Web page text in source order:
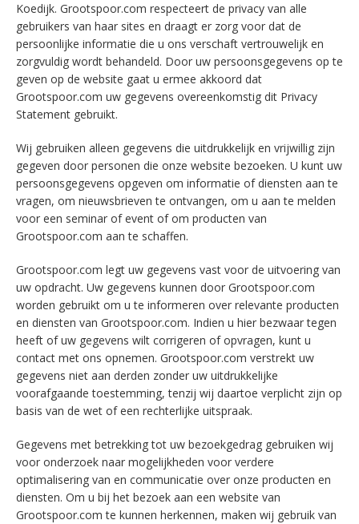
Koedijk. Grootspoor.com respecteert de privacy van alle
gebruikers van haar sites en draagt er zorg voor dat de
persoonlijke informatie die u ons verschaft vertrouwelijk en
zorgvuldig wordt behandeld. Door uw persoonsgegevens op te
geven op de website gaat u ermee akkoord dat
Grootspoor.com uw gegevens overeenkomstig dit Privacy
Statement gebruikt.
Wij gebruiken alleen gegevens die uitdrukkelijk en vrijwillig zijn
gegeven door personen die onze website bezoeken. U kunt uw
persoonsgegevens opgeven om informatie of diensten aan te
vragen, om nieuwsbrieven te ontvangen, om u aan te melden
voor een seminar of event of om producten van
Grootspoor.com aan te schaffen.
Grootspoor.com legt uw gegevens vast voor de uitvoering van
uw opdracht. Uw gegevens kunnen door Grootspoor.com
worden gebruikt om u te informeren over relevante producten
en diensten van Grootspoor.com. Indien u hier bezwaar tegen
heeft of uw gegevens wilt corrigeren of opvragen, kunt u
contact met ons opnemen. Grootspoor.com verstrekt uw
gegevens niet aan derden zonder uw uitdrukkelijke
voorafgaande toestemming, tenzij wij daartoe verplicht zijn op
basis van de wet of een rechterlijke uitspraak.
Gegevens met betrekking tot uw bezoekgedrag gebruiken wij
voor onderzoek naar mogelijkheden voor verdere
optimalisering van en communicatie over onze producten en
diensten. Om u bij het bezoek aan een website van
Grootspoor.com te kunnen herkennen, maken wij gebruik van